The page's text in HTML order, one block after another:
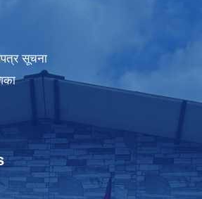
सूचना